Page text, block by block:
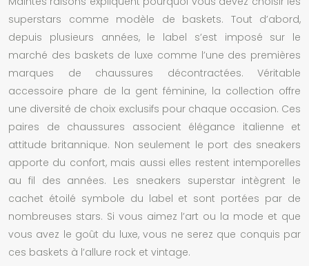
superstars comme modèle de baskets. Tout d’abord,
depuis plusieurs années, le label s’est imposé sur le
marché des baskets de luxe comme l’une des premières
marques de chaussures décontractées. Véritable
accessoire phare de la gent féminine, la collection offre
une diversité de choix exclusifs pour chaque occasion. Ces
paires de chaussures associent élégance italienne et
attitude britannique. Non seulement le port des sneakers
apporte du confort, mais aussi elles restent intemporelles
au fil des années. Les sneakers superstar intègrent le
cachet étoilé symbole du label et sont portées par de
nombreuses stars. Si vous aimez l’art ou la mode et que
vous avez le goût du luxe, vous ne serez que conquis par
ces baskets à l’allure rock et vintage.